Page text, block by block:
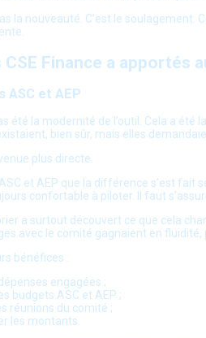
la nouveauté. C’est le
Finance a apportés
ASC et AEP
été la modernité de l’outil. Cela a
bien sûr, mais elles
plus directe.
et AEP que la différence s’est fait
confortable à piloter. Il faut
a surtout découvert ce que cela
avec le comité gagnaient en
bénéfices :
engagées ;
budgets ASC et AEP ;
réunions du comité ;
les montants.